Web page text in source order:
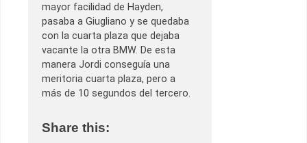
mayor facilidad de Hayden,
pasaba a Giugliano y se quedaba
con la cuarta plaza que dejaba
vacante la otra BMW. De esta
manera Jordi conseguía una
meritoria cuarta plaza, pero a
más de 10 segundos del tercero.
Share this: